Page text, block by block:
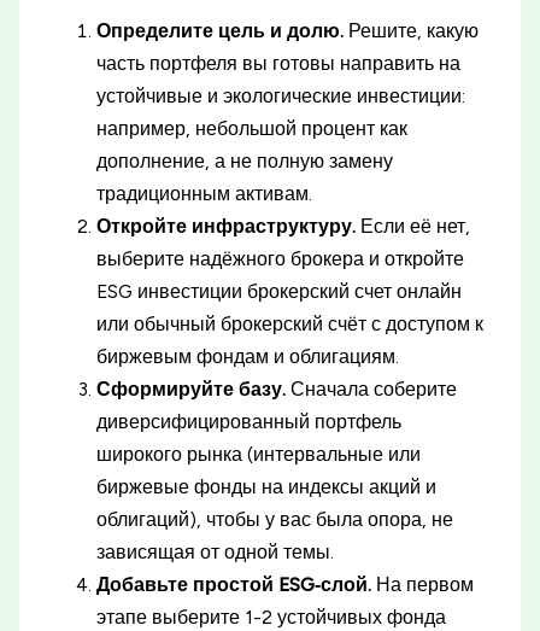
Определите цель и долю. Решите, какую
часть портфеля вы готовы направить на
устойчивые и экологические инвестиции:
например, небольшой процент как
дополнение, а не полную замену
традиционным активам.
Откройте инфраструктуру. Если её нет,
выберите надёжного брокера и откройте
ESG инвестиции брокерский счет онлайн
или обычный брокерский счёт с доступом к
биржевым фондам и облигациям.
Сформируйте базу. Сначала соберите
диверсифицированный портфель
широкого рынка (интервальные или
биржевые фонды на индексы акций и
облигаций), чтобы у вас была опора, не
зависящая от одной темы.
Добавьте простой ESG‑слой. На первом
этапе выберите 1-2 устойчивых фонда